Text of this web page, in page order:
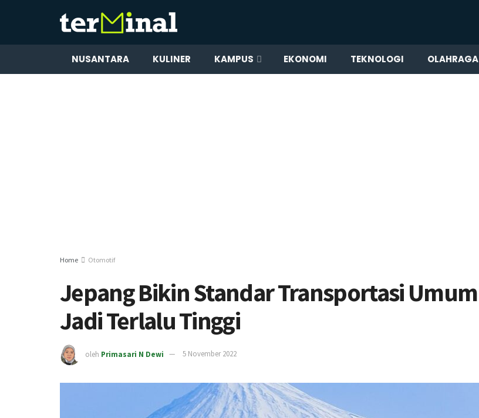
NUSANTARA KULINER KAMPUS EKONOMI TEKNOLOGI OLAHRAGA
Home Otomotif
Jepang Bikin Standar Transportasi Umum
Jadi Terlalu Tinggi
oleh Primasari N Dewi 5 November 2022